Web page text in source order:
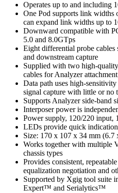
Operates up to and including
One Pod supports link
can expand link widths up to
Downward compatible with
5.0 and 8.0GTps
Eight differential probe cables
and downstream capture
Supplied with two high-
cables for Analyzer attachment
Data path uses high-
signal capture with little or no
Supports Analyzer side-band
Interposer power is
Power supply, 120/220 input,
LEDs provide quick
Size: 170 x 107 x 34 mm (6.7
Works together with multiple
chassis types
Provides consistent,
equalization negotiation and
Supported by Xgig tool suite
Expert™ and Serialytics™